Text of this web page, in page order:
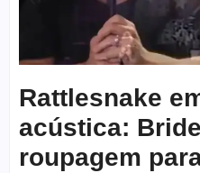
Rattlesnake
acústica:
roupagem